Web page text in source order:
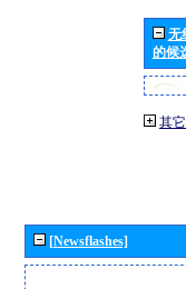
无
的候
其
[Newsflashes]